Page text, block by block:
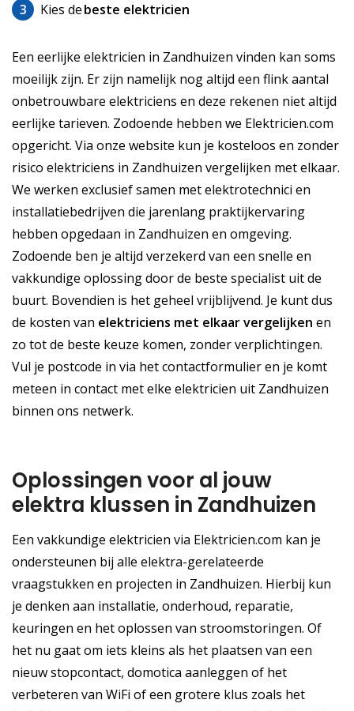
3
Kies debeste elektricien
Een eerlijke elektricien in Zandhuizen vinden kan soms
moeilijk zijn. Er zijn namelijk nog altijd een flink aantal
onbetrouwbare elektriciens en deze rekenen niet altijd
eerlijke tarieven. Zodoende hebben we Elektricien.com
opgericht. Via onze website kun je kosteloos en zonder
risico elektriciens in Zandhuizen vergelijken met elkaar.
We werken exclusief samen met elektrotechnici en
installatiebedrijven die jarenlang praktijkervaring
hebben opgedaan in Zandhuizen en omgeving.
Zodoende ben je altijd verzekerd van een snelle en
vakkundige oplossing door de beste specialist uit de
buurt. Bovendien is het geheel vrijblijvend. Je kunt dus
de kosten van elektriciens met elkaar vergelijken en
zo tot de beste keuze komen, zonder verplichtingen.
Vul je postcode in via het contactformulier en je komt
meteen in contact met elke elektricien uit Zandhuizen
binnen ons netwerk.
Oplossingen voor al jouw
elektra klussen in Zandhuizen
Een vakkundige elektricien via Elektricien.com kan je
ondersteunen bij alle elektra-gerelateerde
vraagstukken en projecten in Zandhuizen. Hierbij kun
je denken aan installatie, onderhoud, reparatie,
keuringen en het oplossen van stroomstoringen. Of
het nu gaat om iets kleins als het plaatsen van een
nieuw stopcontact, domotica aanleggen of het
verbeteren van WiFi of een grotere klus zoals het